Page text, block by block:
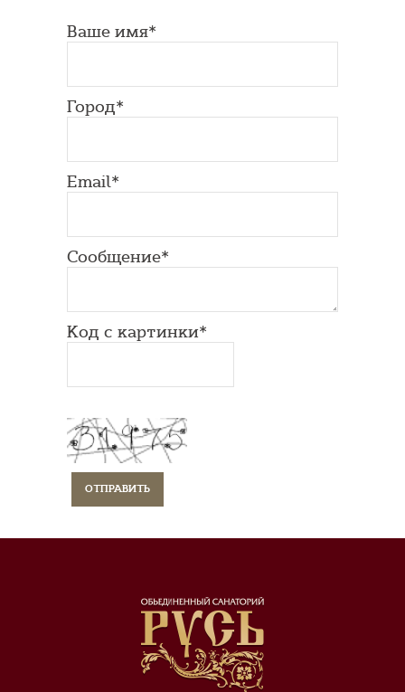
Ваше имя*
Город*
Email*
Сообщение*
Код с картинки*